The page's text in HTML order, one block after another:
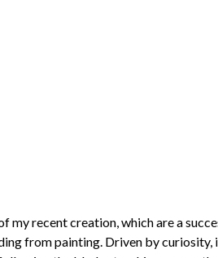
my recent creation, which are a
from painting. Driven by curiosity,